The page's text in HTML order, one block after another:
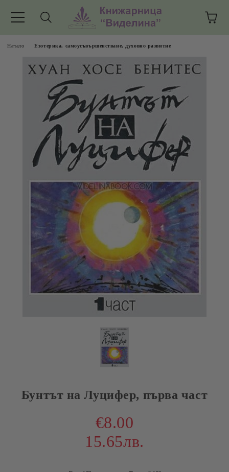
Начало Езотерика, самоусъвършенстване, духовно развитие
Бунтът на Луцифер, първа част
€8.00
15.65лв.